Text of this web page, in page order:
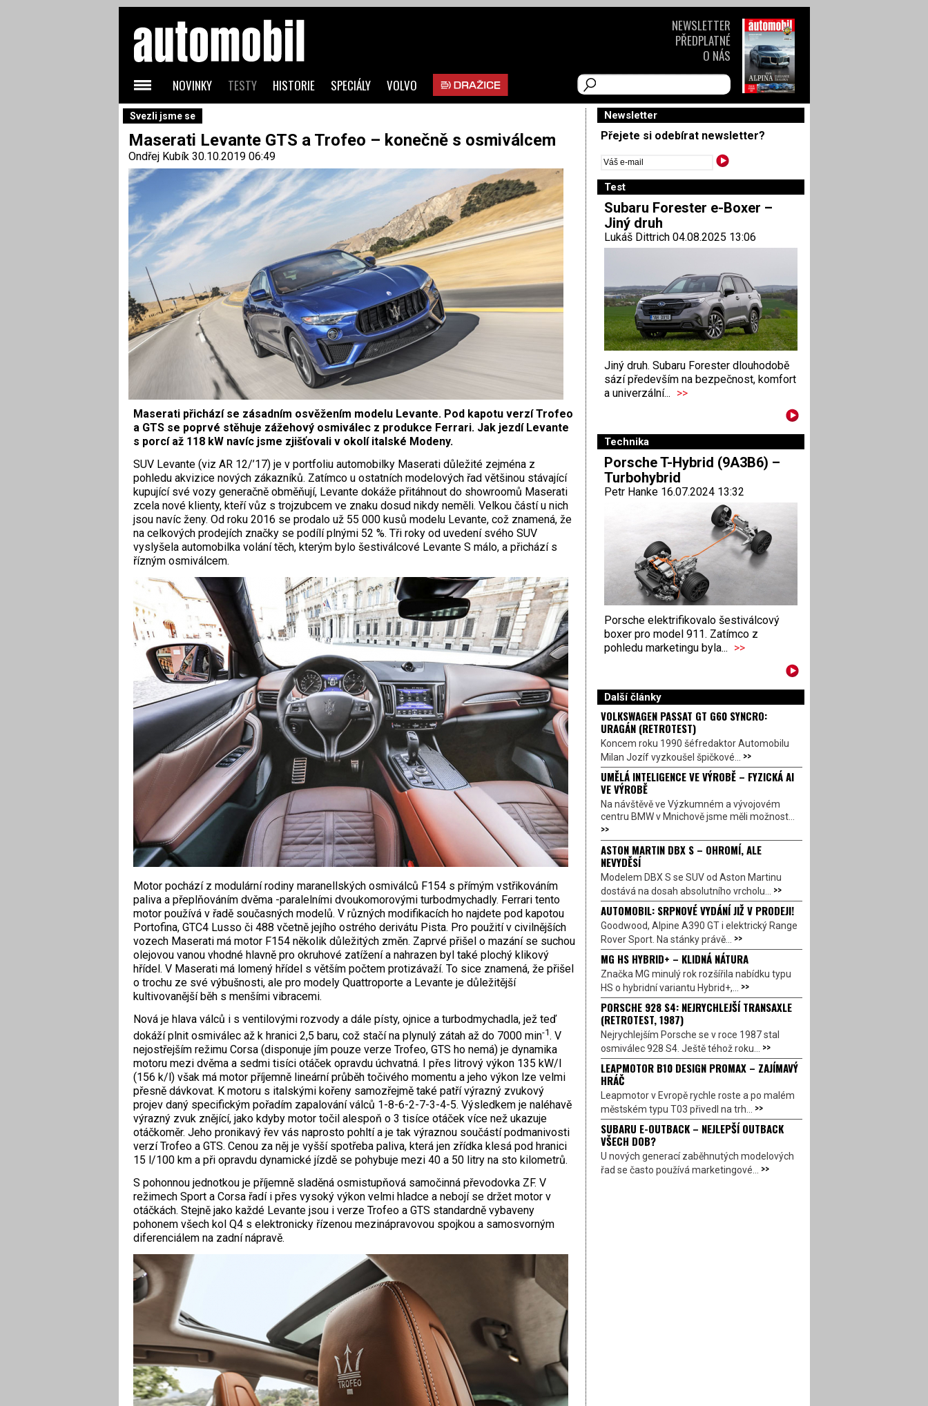
Svezli jsme se
Maserati Levante GTS a Trofeo – konečně s osmiválcem
Ondřej Kubík30.10.2019 06:49
Maserati přichází se zásadním osvěžením modelu Levante. Pod kapotu verzí Trofeo
a GTS se poprvé stěhuje zážehový osmiválec z produkce Ferrari. Jak jezdí Levante
s porcí až 118 kW navíc jsme zjišťovali v okolí italské Modeny.
SUV Levante (viz AR 12/’17) je v portfoliu automobilky Maserati důležité zejména z
pohledu akvizice nových zákazníků. Zatímco u ostatních modelových řad většinou stávající
kupující své vozy generačně obměňují, Levante dokáže přitáhnout do showroomů Maserati
zcela nové klienty, kteří vůz s trojzubcem ve znaku dosud nikdy neměli. Velkou částí u nich
jsou navíc ženy. Od roku 2016 se prodalo už 55 000 kusů modelu Levante, což znamená, že
na celkových prodejích značky se podílí plnými 52 %. Tři roky od uvedení svého SUV
vyslyšela automobilka volání těch, kterým bylo šestiválcové Levante S málo, a přichází s
řízným osmiválcem.
Motor pochází z modulární rodiny maranellských osmiválců F154 s přímým vstřikováním
paliva a přeplňováním dvěma -paralelními dvoukomorovými turbodmychadly. Ferrari tento
motor používá v řadě současných modelů. V různých modifikacích ho najdete pod kapotou
Portofina, GTC4 Lusso či 488 včetně jejího ostrého derivátu Pista. Pro použití v civilnějších
vozech Maserati má motor F154 několik důležitých změn. Zaprvé přišel o mazání se suchou
olejovou vanou vhodné hlavně pro okruhové zatížení a nahrazen byl také plochý klikový
hřídel. V Maserati má lomený hřídel s větším počtem protizávaží. To sice znamená, že přišel
o trochu ze své výbušnosti, ale pro modely Quattroporte a Levante je důležitější
kultivovanější běh s menšími vibracemi.
Nová je hlava válců i s ventilovými rozvody a dále písty, ojnice a turbodmychadla, jež teď
dokáží plnit osmiválec až k hranici 2,5 baru, což stačí na plynulý zátah až do 7000 min-1. V
nejostřejším režimu Corsa (disponuje jím pouze verze Trofeo, GTS ho nemá) je dynamika
motoru mezi dvěma a sedmi tisíci otáček opravdu úchvatná. I přes litrový výkon 135 kW/l
(156 k/l) však má motor příjemně lineární průběh točivého momentu a jeho výkon lze velmi
přesně dávkovat. K motoru s italskými kořeny samozřejmě také patří výrazný zvukový
projev daný specifickým pořadím zapalování válců 1-8-6-2-7-3-4-5. Výsledkem je naléhavě
výrazný zvuk znějící, jako kdyby motor točil alespoň o 3 tisíce otáček více než ukazuje
otáčkoměr. Jeho pronikavý řev vás naprosto pohltí a je tak výraznou součástí podmanivosti
verzí Trofeo a GTS. Cenou za něj je vyšší spotřeba paliva, která jen zřídka klesá pod hranici
15 l/100 km a při opravdu dynamické jízdě se pohybuje mezi 40 a 50 litry na sto kilometrů.
S pohonnou jednotkou je příjemně sladěná osmistupňová samočinná převodovka ZF. V
režimech Sport a Corsa řadí i přes vysoký výkon velmi hladce a nebojí se držet motor v
otáčkách. Stejně jako každé Levante jsou i verze Trofeo a GTS standardně vybaveny
pohonem všech kol Q4 s elektronicky řízenou mezinápravovou spojkou a samosvorným
diferenciálem na zadní nápravě.
Newsletter
Přejete si odebírat newsletter?
Test
Subaru Forester e-Boxer –
Jiný druh
Lukáš Dittrich 04.08.2025 13:06
Jiný druh. Subaru Forester dlouhodobě
sází především na bezpečnost, komfort
a univerzální... >>
Technika
Porsche T-Hybrid (9A3B6) –
Turbohybrid
Petr Hanke 16.07.2024 13:32
Porsche elektrifikovalo šestiválcový
boxer pro model 911. Zatímco z
pohledu marketingu byla... >>
Další články
VOLKSWAGEN PASSAT GT G60 SYNCRO:
URAGÁN (RETROTEST)
Koncem roku 1990 šéfredaktor Automobilu
Milan Jozíf vyzkoušel špičkové... >>
UMĚLÁ INTELIGENCE VE VÝROBĚ – FYZICKÁ AI
VE VÝROBĚ
Na návštěvě ve Výzkumném a vývojovém
centru BMW v Mnichově jsme měli možnost...
>>
ASTON MARTIN DBX S – OHROMÍ, ALE
NEVYDĚSÍ
Modelem DBX S se SUV od Aston Martinu
dostává na dosah absolutního vrcholu... >>
AUTOMOBIL: SRPNOVÉ VYDÁNÍ JIŽ V PRODEJI!
Goodwood, Alpine A390 GT i elektrický Range
Rover Sport. Na stánky právě... >>
MG HS HYBRID+ – KLIDNÁ NÁTURA
Značka MG minulý rok rozšířila nabídku typu
HS o hybridní variantu Hybrid+,... >>
PORSCHE 928 S4: NEJRYCHLEJŠÍ TRANSAXLE
(RETROTEST, 1987)
Nejrychlejším Porsche se v roce 1987 stal
osmiválec 928 S4. Ještě téhož roku... >>
LEAPMOTOR B10 DESIGN PROMAX – ZAJÍMAVÝ
HRÁČ
Leapmotor v Evropě rychle roste a po malém
městském typu T03 přivedl na trh... >>
SUBARU E-OUTBACK – NEJLEPŠÍ OUTBACK
VŠECH DOB?
U nových generací zaběhnutých modelových
řad se často používá marketingové... >>
NOVINKY TESTY HISTORIE SPECIÁLY VOLVO
NEWSLETTER
PŘEDPLATNÉ
O NÁS